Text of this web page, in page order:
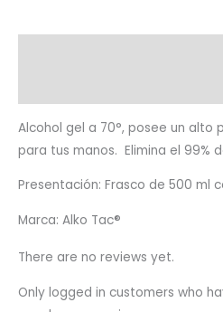
Alcohol gel a 70°, posee un alto
para tus manos. Elimina el 99%
Presentación: Frasco de 500 ml
Marca: Alko Tac®
There are no reviews yet.
Only logged in customers who